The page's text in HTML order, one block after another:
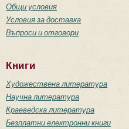
Общи условия
Условия за доставка
Въпроси и отговори
Книги
Художествена литература
Научна литература
Краеведска литература
Безплатни електронни книги